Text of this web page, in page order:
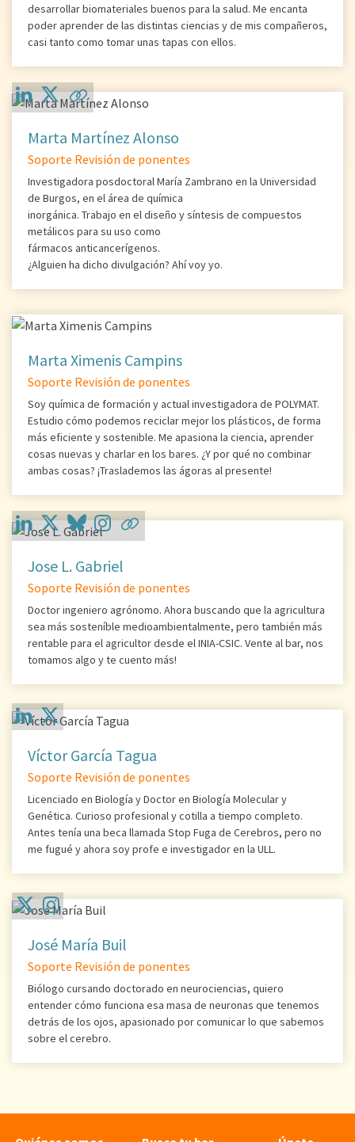
desarrollar biomateriales buenos para la salud. Me encanta
poder aprender de las distintas ciencias y de mis compañeros,
casi tanto como tomar unas tapas con ellos.
Marta Martínez Alonso
Soporte Revisión de ponentes
Investigadora posdoctoral María Zambrano en la Universidad
de Burgos, en el área de química
inorgánica. Trabajo en el diseño y síntesis de compuestos
metálicos para su uso como
fármacos anticancerígenos.
¿Alguien ha dicho divulgación? Ahí voy yo.
Marta Ximenis Campins
Soporte Revisión de ponentes
Soy química de formación y actual investigadora de POLYMAT.
Estudio cómo podemos reciclar mejor los plásticos, de forma
más eficiente y sostenible. Me apasiona la ciencia, aprender
cosas nuevas y charlar en los bares. ¿Y por qué no combinar
ambas cosas? ¡Traslademos las ágoras al presente!
Jose L. Gabriel
Soporte Revisión de ponentes
Doctor ingeniero agrónomo. Ahora buscando que la agricultura
sea más sosteníble medioambientalmente, pero también más
rentable para el agricultor desde el INIA-CSIC. Vente al bar, nos
tomamos algo y te cuento más!
Víctor García Tagua
Soporte Revisión de ponentes
Licenciado en Biología y Doctor en Biología Molecular y
Genética. Curioso profesional y cotilla a tiempo completo.
Antes tenía una beca llamada Stop Fuga de Cerebros, pero no
me fugué y ahora soy profe e investigador en la ULL.
José María Buil
Soporte Revisión de ponentes
Biólogo cursando doctorado en neurociencias, quiero
entender cómo funciona esa masa de neuronas que tenemos
detrás de los ojos, apasionado por comunicar lo que sabemos
sobre el cerebro.